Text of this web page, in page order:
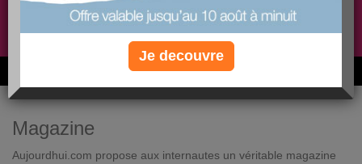
Non, je préfère le régime gratuit
6M de personnes ont maigri et réappris à manger avec nous
Magazine
Aujourdhui.com propose aux internautes un véritable magazine
Je decouvre